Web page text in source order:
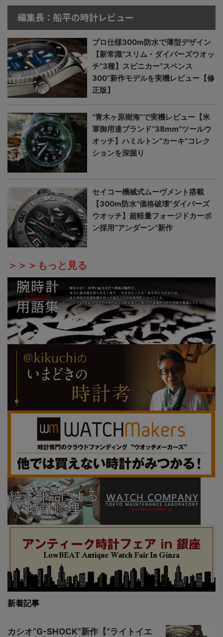
編集長：船平の時計レビュー
プロ仕様300m防水で薄型デザイン
【新常識“スリム・ダイバーズウオッ
チ”3種】スピニカー“スペンス
300”新作モデルを実機レビュー【修
正版】
“青木ヶ原樹海”で実機レビュー【米
軍御用達ブランド“38mm”ツールウ
オッチ】ハミルトン“カーキ”コレク
ションを深掘り
セイコー機械式ムーヴメント搭載
【300m防水“価格破壊”ダイバーズ
ウオッチ】超軽量フォージドカーボ
ン採用“アンダーン”新作
＞＞＞もっと見る
新着記事
カシオ“G-SHOCK”新作【“ライトイエ